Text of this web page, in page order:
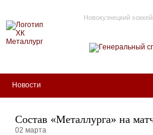
Новокузнецкий
Новости
Состав «Металлурга» на
02 марта